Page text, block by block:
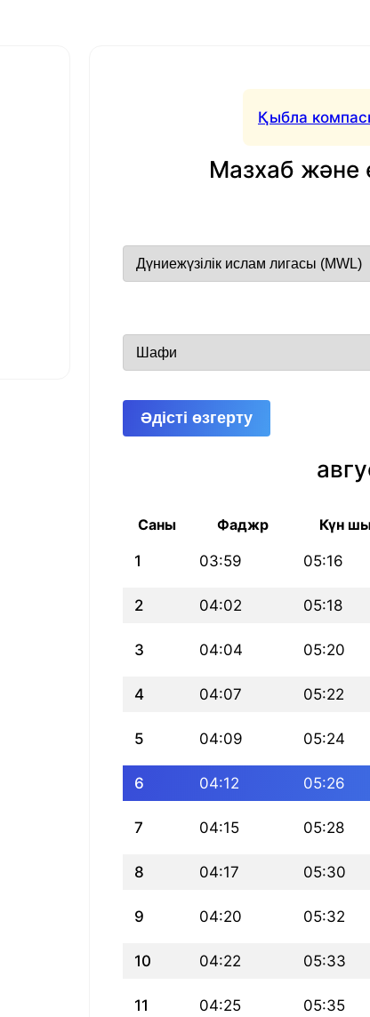
Қыбла
Мазхаб және
Әдісті өзгерту
Саны Фаджр Күн
1 03:59 05:16
2 04:02 05:18
3 04:04 05:20
4 04:07 05:22
5 04:09 05:24
6 04:12 05:26
7 04:15 05:28
8 04:17 05:30
9 04:20 05:32
10 04:22 05:33
11 04:25 05:35